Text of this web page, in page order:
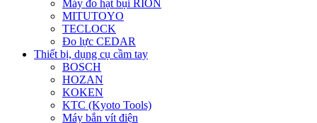
Máy đo hạt bụi RION
MITUTOYO
TECLOCK
Đo lực CEDAR
Thiết bị, dụng cụ cầm tay
BOSCH
HOZAN
KOKEN
KTC (Kyoto Tools)
Máy bắn vít điện